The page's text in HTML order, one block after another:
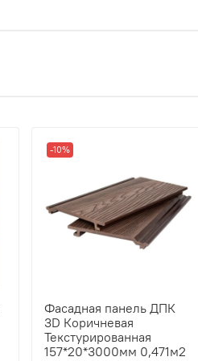
-10%
Фасадная панель ДПК
3D Коричневая
Текстурированная
157*20*3000мм 0,471м2